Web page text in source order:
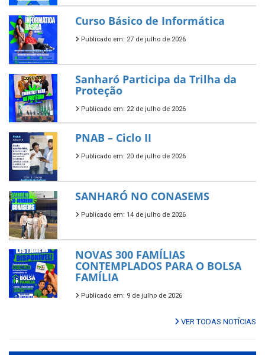
Curso Básico de Informática
Publicado em: 27 de julho de 2026
Sanharó Participa da Trilha da
Proteção
Publicado em: 22 de julho de 2026
PNAB – Ciclo II
Publicado em: 20 de julho de 2026
SANHARÓ NO CONASEMS
Publicado em: 14 de julho de 2026
NOVAS 300 FAMÍLIAS
CONTEMPLADOS PARA O BOLSA
FAMÍLIA
Publicado em: 9 de julho de 2026
VER TODAS NOTÍCIAS